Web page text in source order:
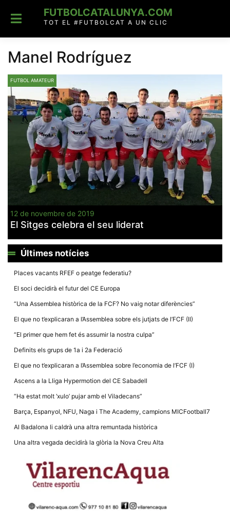
content
FUTBOLCATALUNYA.COM
TOT EL #FUTBOLCAT A UN CLIC
Manel Rodríguez
FUTBOL AMATEUR
12 de novembre de 2019
El Sitges celebra el seu liderat
Últimes notícies
Places vacants RFEF o peatge federatiu?
El soci decidirà el futur del CE Europa
“Una Assemblea històrica de la FCF? No vaig notar diferències”
El que no t’explicaran a l’Assemblea sobre els jutjats de l’FCF (II)
“El primer que hem fet és assumir la nostra culpa”
Definits els grups de 1a i 2a Federació
El que no t’explicaran a l’Assemblea sobre l’economia de l’FCF (I)
Ascens a la Lliga Hypermotion del CE Sabadell
“Ha estat molt ‘xulo’ pujar amb el Viladecans”
Barça, Espanyol, NFU, Naga i The Academy, campions MICFootball7
Al Badalona li caldrà una altra remuntada històrica
Una altra vegada decidirà la glòria la Nova Creu Alta
cookies no
opcionals,
necessàries
web.
Recopilem
dades
estadístiques
anònima d'ús
i la seva
estructura.
Experiència